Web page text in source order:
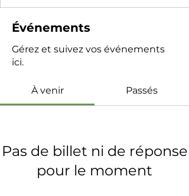
Événements
Gérez et suivez vos événements
ici.
À venir Passés
Pas de billet ni de réponse
pour le moment